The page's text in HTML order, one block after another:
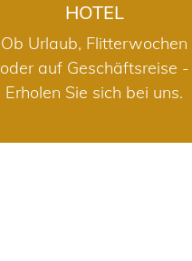
HOTEL
Ob Urlaub, Flitterwochen
oder auf Geschäftsreise -
Erholen Sie sich bei uns.